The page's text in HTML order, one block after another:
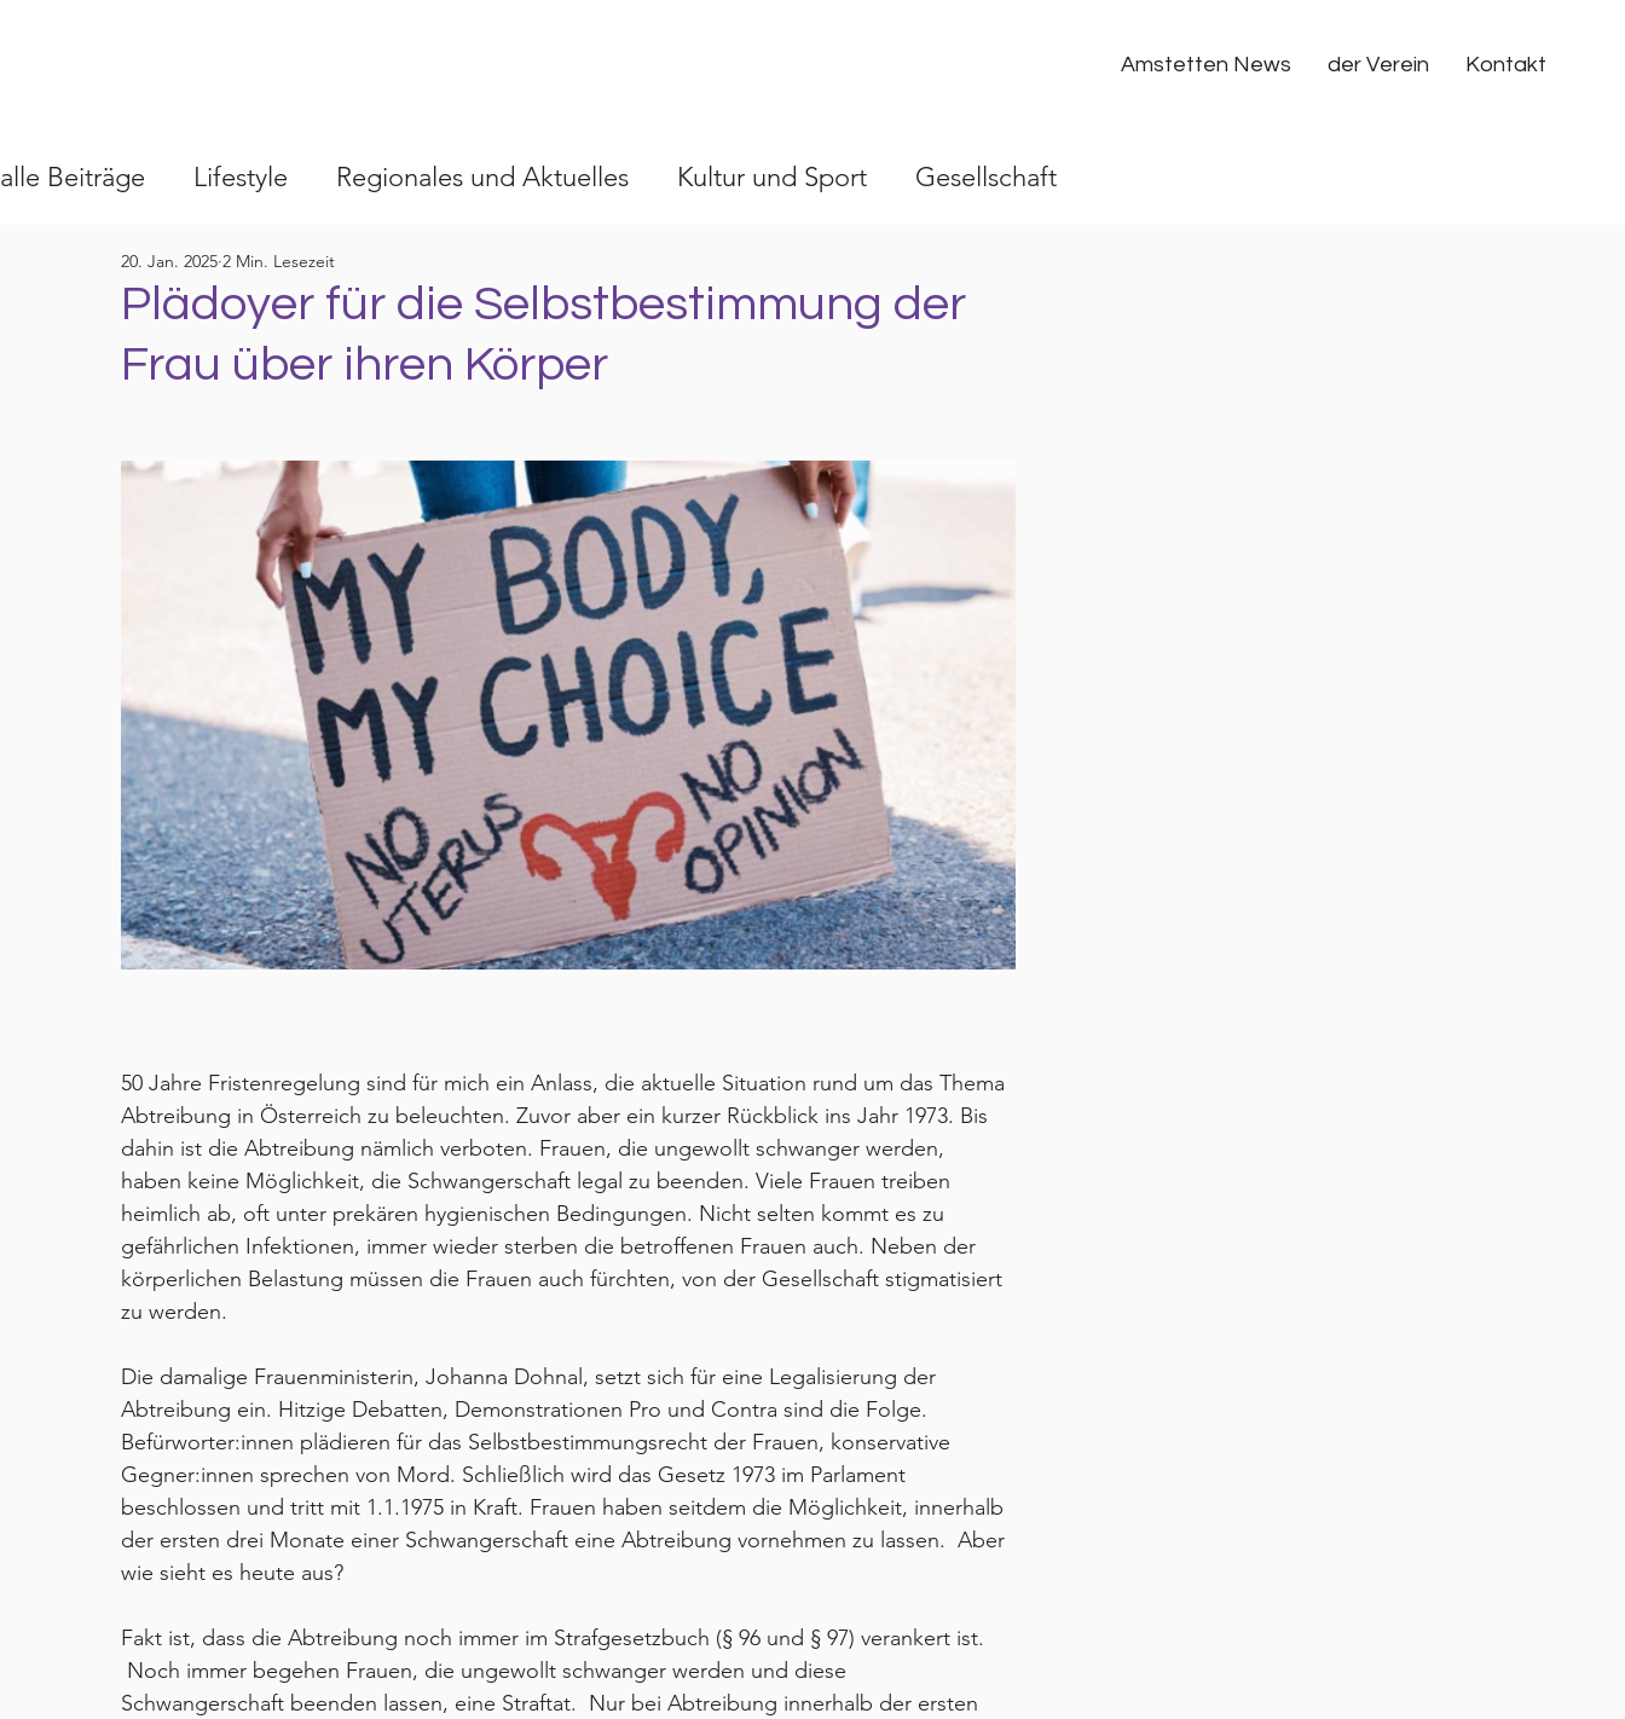
Amstetten News der Verein Kontakt
alle Beiträge Lifestyle Regionales und Aktuelles Kultur und Sport Gesellschaft
Plädoyer für die Selbstbestimmung der
Frau über ihren Körper
20. Jan. 2025 2 Min. Lesezeit
50 Jahre Fristenregelung sind für mich ein Anlass, die aktuelle Situation rund um das Thema
Abtreibung in Österreich zu beleuchten. Zuvor aber ein kurzer Rückblick ins Jahr 1973. Bis
dahin ist die Abtreibung nämlich verboten. Frauen, die ungewollt schwanger werden,
haben keine Möglichkeit, die Schwangerschaft legal zu beenden. Viele Frauen treiben
heimlich ab, oft unter prekären hygienischen Bedingungen. Nicht selten kommt es zu
gefährlichen Infektionen, immer wieder sterben die betroffenen Frauen auch. Neben der
körperlichen Belastung müssen die Frauen auch fürchten, von der Gesellschaft stigmatisiert
zu werden.
Die damalige Frauenministerin, Johanna Dohnal, setzt sich für eine Legalisierung der
Abtreibung ein. Hitzige Debatten, Demonstrationen Pro und Contra sind die Folge.
Befürworter:innen plädieren für das Selbstbestimmungsrecht der Frauen, konservative
Gegner:innen sprechen von Mord. Schließlich wird das Gesetz 1973 im Parlament
beschlossen und tritt mit 1.1.1975 in Kraft. Frauen haben seitdem die Möglichkeit, innerhalb
der ersten drei Monate einer Schwangerschaft eine Abtreibung vornehmen zu lassen.  Aber
wie sieht es heute aus?
Fakt ist, dass die Abtreibung noch immer im Strafgesetzbuch (§ 96 und § 97) verankert ist.
Noch immer begehen Frauen, die ungewollt schwanger werden und diese
Schwangerschaft beenden lassen, eine Straftat.  Nur bei Abtreibung innerhalb der ersten